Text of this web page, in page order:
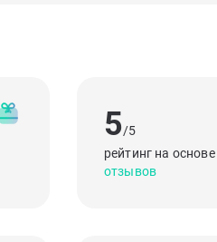
5/5
рейтинг на основе
отзывов